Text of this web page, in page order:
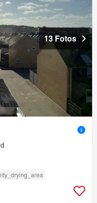
13 Fotos